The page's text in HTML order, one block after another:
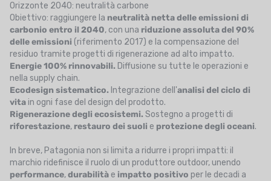
Orizzonte 2040: neutralità carbone
Obiettivo: raggiungere la neutralità netta delle emissioni di
carbonio entro il 2040, con una riduzione assoluta del 90%
delle emissioni (riferimento 2017) e la compensazione del
residuo tramite progetti di rigenerazione ad alto impatto.
Energie 100% rinnovabili. Diffusione su tutte le operazioni e
nella supply chain.
Ecodesign sistematico. Integrazione dell'analisi del ciclo di
vita in ogni fase del design del prodotto.
Rigenerazione degli ecosistemi. Sostegno a progetti di
riforestazione, restauro dei suoli e protezione degli oceani.
In breve, Patagonia non si limita a ridurre i propri impatti: il
marchio ridefinisce il ruolo di un produttore outdoor, unendo
performance,durabilità e impatto positivo per le decadi a